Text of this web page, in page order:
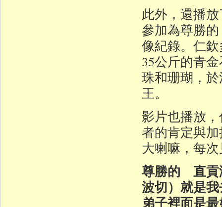
此外，還播
參加為尊勝
像紀錄。仁
35公斤的青
珠和珊瑚，
王。
影片也播放
者的肯定與
大喇嘛，每
尊勝的 直貢
波切）就是
弟子裡面是